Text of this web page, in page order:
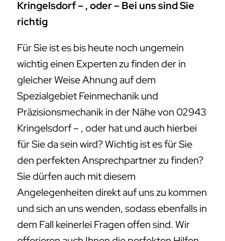
Kringelsdorf – , oder – Bei uns sind Sie
richtig
Für Sie ist es bis heute noch ungemein
wichtig einen Experten zu finden der in
gleicher Weise Ahnung auf dem
Spezialgebiet Feinmechanik und
Präzisionsmechanik in der Nähe von 02943
Kringelsdorf – , oder hat und auch hierbei
für Sie da sein wird? Wichtig ist es für Sie
den perfekten Ansprechpartner zu finden?
Sie dürfen auch mit diesem
Angelegenheiten direkt auf uns zu kommen
und sich an uns wenden, sodass ebenfalls in
dem Fall keinerlei Fragen offen sind. Wir